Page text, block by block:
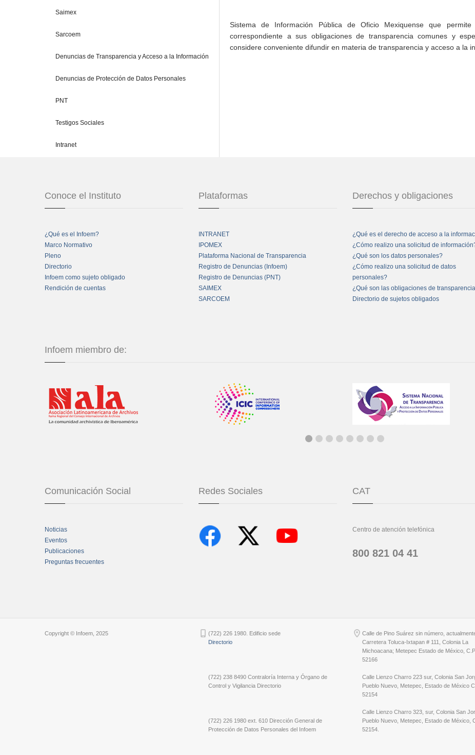
Saimex
Sarcoem
Denuncias de Transparencia y Acceso a la Información
Denuncias de Protección de Datos Personales
PNT
Testigos Sociales
Intranet
Sistema de Información Pública de Oficio Mexiquense que
correspondiente a sus obligaciones de transparencia comunes y
considere conveniente difundir en materia de transparencia y acceso a la
Conoce el Instituto
¿Qué es el Infoem?
Marco Normativo
Pleno
Directorio
Infoem como sujeto obligado
Rendición de cuentas
Plataformas
INTRANET
IPOMEX
Plataforma Nacional de Transparencia
Registro de Denuncias (Infoem)
Registro de Denuncias (PNT)
SAIMEX
SARCOEM
Derechos y obligaciones
¿Qué es el derecho de acceso a la
¿Cómo realizo una solicitud de
¿Qué son los datos personales?
¿Cómo realizo una solicitud de datos
personales?
¿Qué son las obligaciones de
Directorio de sujetos obligados
Infoem miembro de:
Comunicación Social
Noticias
Eventos
Publicaciones
Preguntas frecuentes
Redes Sociales CAT
Centro de atención telefónica
800 821 04 41
Copyright © Infoem, 2025
(722) 226 1980. Edificio sede
Directorio
(722) 238 8490 Contraloría Interna y Órgano de
Control y Vigilancia Directorio
(722) 226 1980 ext. 610 Dirección General de
Protección de Datos Personales del Infoem
Calle de Pino Suárez sin número,
Carretera Toluca-Ixtapan # 111, Colonia La
Michoacana; Metepec Estado de México, C.P.
52166
Calle Lienzo Charro 223 sur, Colonia San
Pueblo Nuevo, Metepec, Estado de México
52154
Calle Lienzo Charro 323, sur, Colonia San
Pueblo Nuevo, Metepec, Estado de México,
52154.